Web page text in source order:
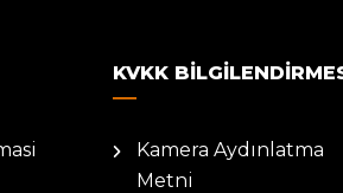
KVKK
Kamera Aydınlatma
Metni